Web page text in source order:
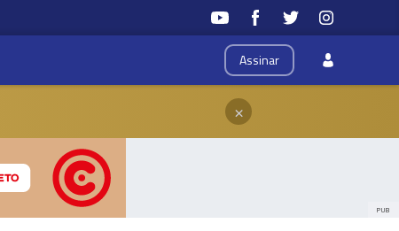
Assinar
×
PUB